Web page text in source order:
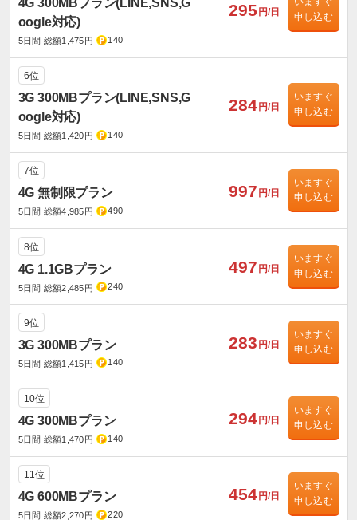
4G 300MBプラン(LINE,SNS,G
oogle対応)
5日間 総額1,475円 140
295 円/日
申し込む
6位
3G 300MBプラン(LINE,SNS,G
oogle対応)
5日間 総額1,420円 140
284 円/日
いますぐ
申し込む
7位
4G 無制限プラン
5日間 総額4,985円 490
997 円/日
いますぐ
申し込む
8位
4G 1.1GBプラン
5日間 総額2,485円 240
497 円/日
いますぐ
申し込む
9位
3G 300MBプラン
5日間 総額1,415円 140
283 円/日
いますぐ
申し込む
10位
4G 300MBプラン
5日間 総額1,470円 140
294 円/日
いますぐ
申し込む
11位
4G 600MBプラン
5日間 総額2,270円 220
454 円/日
いますぐ
申し込む